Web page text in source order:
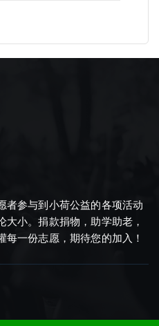
者参与到小荷公益的各项活动
小。捐款捐物，助学助老，
一份志愿，期待您的加入！